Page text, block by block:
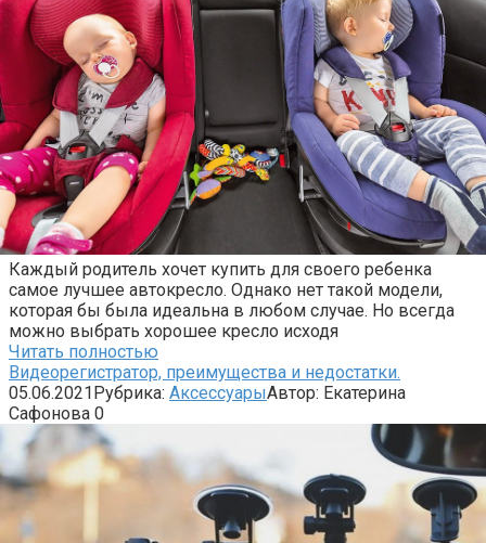
Каждый родитель хочет купить для своего ребенка
самое лучшее автокресло. Однако нет такой модели,
которая бы была идеальна в любом случае. Но всегда
можно выбрать хорошее кресло исходя
Читать полностью
Видеорегистратор, преимущества и недостатки.
05.06.2021Рубрика: АксессуарыАвтор: Екатерина
Сафонова 0